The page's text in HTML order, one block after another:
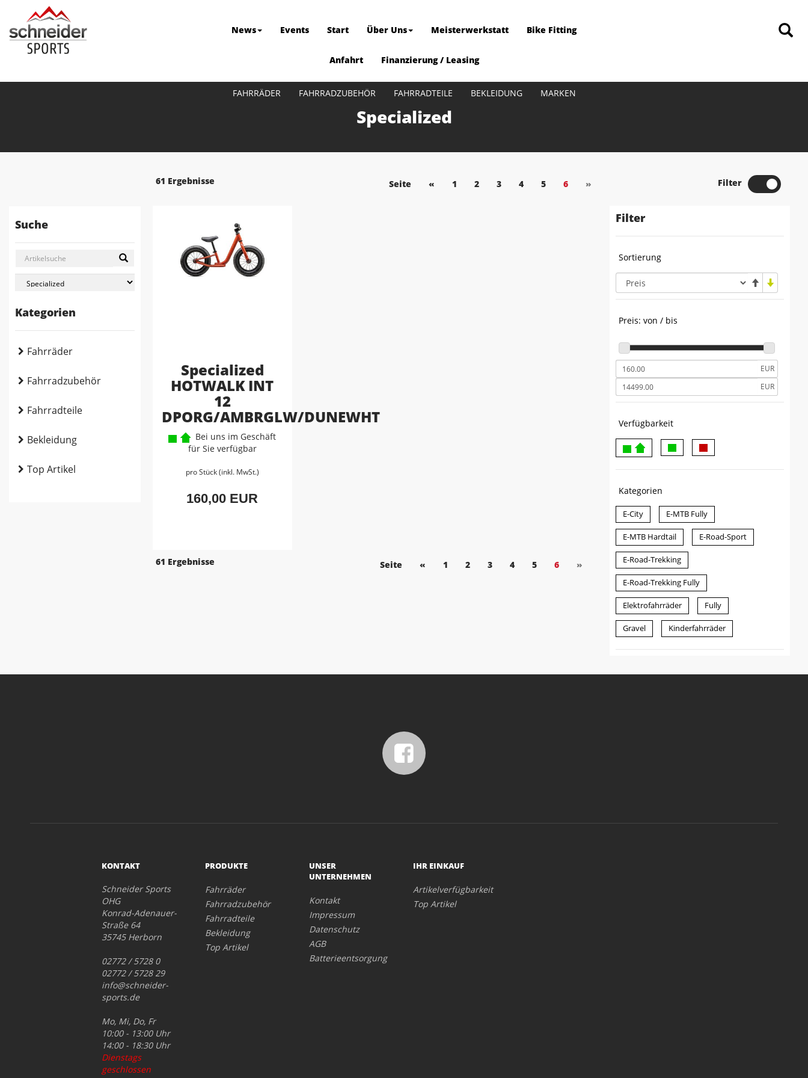
News Events Start Über Uns Meisterwerkstatt Bike Fitting
Anfahrt Finanzierung / Leasing
FAHRRÄDER FAHRRADZUBEHÖR FAHRRADTEILE BEKLEIDUNG MARKEN
Specialized
Suche
Kategorien
Fahrräder
Fahrradzubehör
Fahrradteile
Bekleidung
Top Artikel
Seite « 1 2 3 4 5 6 »
61 Ergebnisse Filter
Specialized
HOTWALK INT
12
DPORG/AMBRGLW/DUNEWHT
Bei uns im Geschäft
für Sie verfügbar
pro Stück (inkl. MwSt.)
160,00 EUR
Seite « 1 2 3 4 5 6 »
61 Ergebnisse
Filter
Sortierung
Preis: von / bis
EUR
EUR
Verfügbarkeit
Kategorien
E-City E-MTB Fully
E-MTB Hardtail E-Road-Sport
E-Road-Trekking
E-Road-Trekking Fully
Elektrofahrräder Fully
Gravel Kinderfahrräder
KONTAKT
Schneider Sports
OHG
Konrad-Adenauer-
Straße 64
35745 Herborn
02772 / 5728 0
02772 / 5728 29
info@schneider-
sports.de
Mo, Mi, Do, Fr
10:00 - 13:00 Uhr
14:00 - 18:30 Uhr
Dienstags
geschlossen
PRODUKTE
Fahrräder
Fahrradzubehör
Fahrradteile
Bekleidung
Top Artikel
UNSER
UNTERNEHMEN
Kontakt
Impressum
Datenschutz
AGB
Batterieentsorgung
IHR EINKAUF
Artikelverfügbarkeit
Top Artikel